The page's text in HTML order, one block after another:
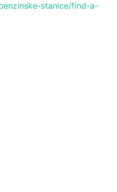
stanice/find-a-